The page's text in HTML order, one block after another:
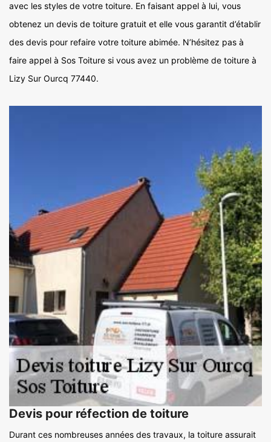
avec les styles de votre toiture. En faisant appel à lui, vous
obtenez un devis de toiture gratuit et elle vous garantit d’établir
des devis pour refaire votre toiture abimée. N’hésitez pas à
faire appel à Sos Toiture si vous avez un problème de toiture à
Lizy Sur Ourcq 77440.
Devis pour réfection de toiture
Durant ces nombreuses années des travaux, la toiture assurait